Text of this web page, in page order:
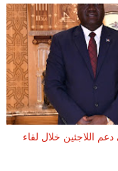
اللاجئين خلال لقاء